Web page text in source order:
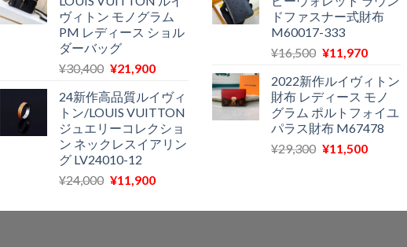
格
は
¥27,200
で
し
た。
価
格
は
で
す。
ヴィトン モノグラム
PM レディース ショル
ダーバッグ
¥30,400 元
価
格
は
¥30,400
で
し
¥21,900現
の
価
格
は
で
24新作高品質ルイヴィ
トン/LOUIS VUITTON
ジュエリーコレクショ
ン ネックレスイアリン
グ LV24010-12
¥24,000 元
価
¥11,900現
の
格
は
¥29,300
で
た。
価
格
¥11,580
す。
ドファスナー式財布
M60017-333
¥16,500 元
価
格
は
¥16,500
で
¥11,970現
の
価
格
は
¥11,970
2022新作ルイヴィトン
財布 レディース モノ
グラム ポルトフォイユ
パラス財布 M67478
¥29,300 元
は
¥11,500現
格